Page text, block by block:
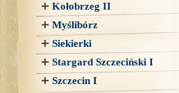
Kołobrzeg II
Myślibórz
Siekierki
Stargard Szczeciński I
Szczecin I